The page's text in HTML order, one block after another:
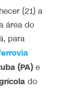
(21) a
área do
para
(PA) e
do